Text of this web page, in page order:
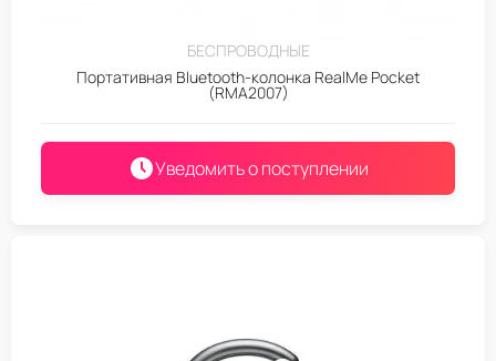
БЕСПРОВОДНЫЕ
Портативная Bluetooth-колонка RealMe Pocket
(RMA2007)
Уведомить о поступлении